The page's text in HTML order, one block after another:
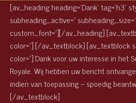
[av_heading heading=’Dank’ tag=’h3′
subheading_active=”
custom_font=”][/av_heading]
color=”] [/av_textblock] [av_textblock
color=”] Dank voor uw interesse in het
Royale. Wij hebben uw bericht
indien van toepassing – spoedig
[/av_textblock]